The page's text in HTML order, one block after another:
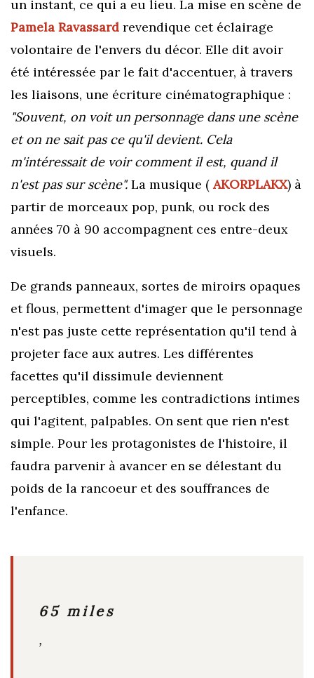
un instant, ce qui a eu lieu. La mise en scène de
Pamela Ravassard revendique cet éclairage
volontaire de l'envers du décor. Elle dit avoir
été intéressée par le fait d'accentuer, à travers
les liaisons, une écriture cinématographique :
"Souvent, on voit un personnage dans une scène
et on ne sait pas ce qu'il devient. Cela
m'intéressait de voir comment il est, quand il
n'est pas sur scène".La musique (AKORPLAKX) à
partir de morceaux pop, punk, ou rock des
années 70 à 90 accompagnent ces entre-deux
visuels.
De grands panneaux, sortes de miroirs opaques
et flous, permettent d'imager que le personnage
n'est pas juste cette représentation qu'il tend à
projeter face aux autres. Les différentes
facettes qu'il dissimule deviennent
perceptibles, comme les contradictions intimes
qui l'agitent, palpables. On sent que rien n'est
simple. Pour les protagonistes de l'histoire, il
faudra parvenir à avancer en se délestant du
poids de la rancoeur et des souffrances de
l'enfance.
65 miles
,